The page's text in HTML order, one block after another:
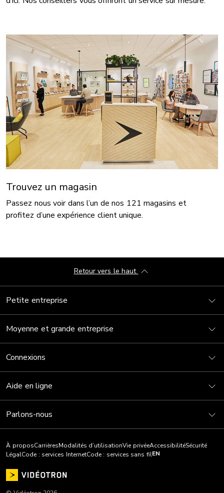
Trouvez un magasin
Passez nous voir dans l’un de nos 121 magasins et
profitez d’une expérience client unique.
Petite entreprise
Moyenne et grande entreprise
Connexions
Aide en ligne
Parlons-nous
Retour vers le haut
À proposCarrièresModalités d’utilisationVie privéeAccessibilitéSécurité
LégalCode : services InternetCode : services sans filEN